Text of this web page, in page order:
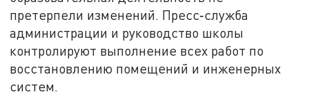
претерпели изменений. Пресс‑служба
администрации и руководство школы
контролируют выполнение всех работ по
восстановлению помещений и инженерных
систем.